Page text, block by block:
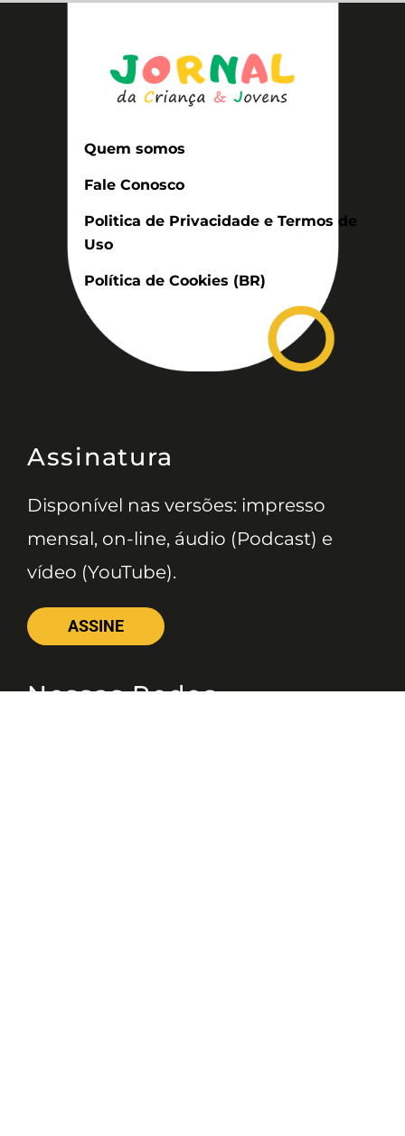
Quem somos
Fale Conosco
Politica de Privacidade e Termos de
Uso
Política de Cookies (BR)
Assinatura
Disponível nas versões: impresso
mensal, on-line, áudio (Podcast) e
vídeo (YouTube).
ASSINE
Nossas Redes